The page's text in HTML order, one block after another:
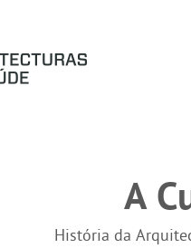
A
História da